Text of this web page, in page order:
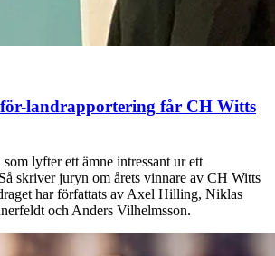
landrapportering får CH Witts
lyfter ett ämne intressant ur ett
skriver juryn om årets vinnare av CH Witts
har författats av Axel Hilling, Niklas
och Anders Vilhelmsson.